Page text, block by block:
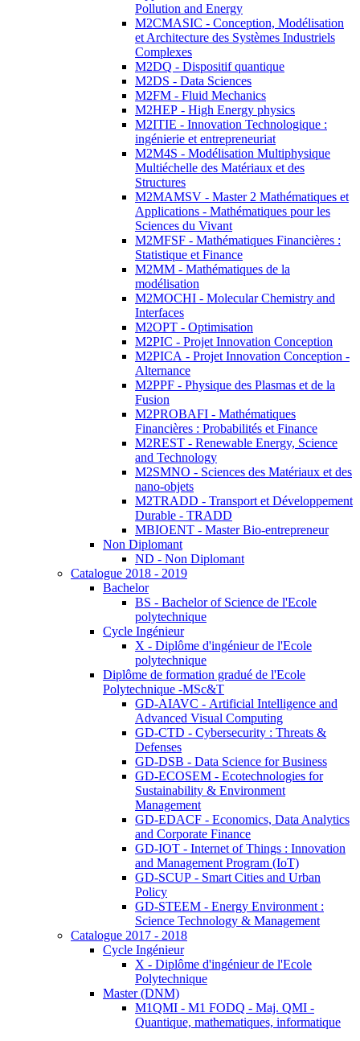
Pollution and Energy
M2CMASIC - Conception, Modélisation
et Architecture des Systèmes Industriels
Complexes
M2DQ - Dispositif quantique
M2DS - Data Sciences
M2FM - Fluid Mechanics
M2HEP - High Energy physics
M2ITIE - Innovation Technologique :
ingénierie et entrepreneuriat
M2M4S - Modélisation Multiphysique
Multiéchelle des Matériaux et des
Structures
M2MAMSV - Master 2 Mathématiques et
Applications - Mathématiques pour les
Sciences du Vivant
M2MFSF - Mathématiques Financières :
Statistique et Finance
M2MM - Mathématiques de la
modélisation
M2MOCHI - Molecular Chemistry and
Interfaces
M2OPT - Optimisation
M2PIC - Projet Innovation Conception
M2PICA - Projet Innovation Conception -
Alternance
M2PPF - Physique des Plasmas et de la
Fusion
M2PROBAFI - Mathématiques
Financières : Probabilités et Finance
M2REST - Renewable Energy, Science
and Technology
M2SMNO - Sciences des Matériaux et des
nano-objets
M2TRADD - Transport et Développement
Durable - TRADD
MBIOENT - Master Bio-entrepreneur
Non Diplomant
ND - Non Diplomant
Catalogue 2018 - 2019
Bachelor
BS - Bachelor of Science de l'Ecole
polytechnique
Cycle Ingénieur
X - Diplôme d'ingénieur de l'Ecole
polytechnique
Diplôme de formation gradué de l'Ecole
Polytechnique -MSc&T
GD-AIAVC - Artificial Intelligence and
Advanced Visual Computing
GD-CTD - Cybersecurity : Threats &
Defenses
GD-DSB - Data Science for Business
GD-ECOSEM - Ecotechnologies for
Sustainability & Environment
Management
GD-EDACF - Economics, Data Analytics
and Corporate Finance
GD-IOT - Internet of Things : Innovation
and Management Program (IoT)
GD-SCUP - Smart Cities and Urban
Policy
GD-STEEM - Energy Environment :
Science Technology & Management
Catalogue 2017 - 2018
Cycle Ingénieur
X - Diplôme d'ingénieur de l'Ecole
Polytechnique
Master (DNM)
M1QMI - M1 FODQ - Maj. QMI -
Quantique, mathematiques, informatique